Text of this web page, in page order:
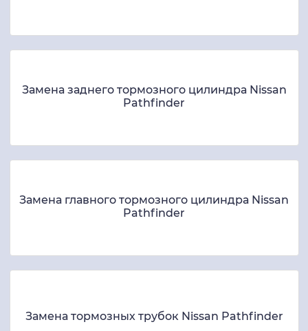
Замена заднего тормозного цилиндра Nissan
Pathfinder
Замена главного тормозного цилиндра Nissan
Pathfinder
Замена тормозных трубок Nissan Pathfinder